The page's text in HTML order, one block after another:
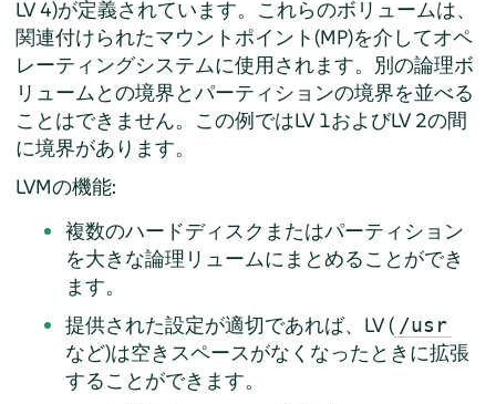
LV 4)が定義されています。これらのボリュームは、
関連付けられたマウントポイント(MP)を介してオペ
レーティングシステムに使用されます。別の論理ボ
リュームとの境界とパーティションの境界を並べる
ことはできません。この例ではLV 1およびLV 2の間
に境界があります。
LVMの機能:
複数のハードディスクまたはパーティション
を大きな論理リュームにまとめることができ
ます。
提供された設定が適切であれば、LV ( /usr
など)は空きスペースがなくなったときに拡張
することができます。